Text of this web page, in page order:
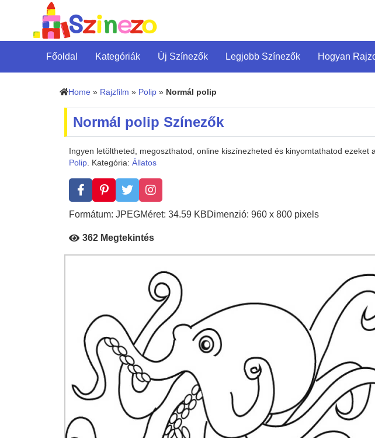
Főoldal Kategóriák Új Színezők Legjobb Színezők Hogyan
Home » Rajzfilm » Polip » Normál polip
Normál polip Színezők
Ingyen letöltheted, megoszthatod, online kiszínezheted és kinyomtathatod
Polip. Kategória: Állatos
Formátum: JPEGMéret: 34.59 KBDimenzió: 960 x 800 pixels
362 Megtekintés